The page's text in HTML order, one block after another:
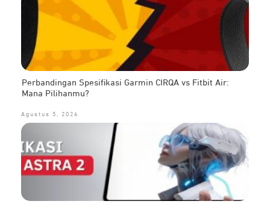
Perbandingan Spesifikasi Garmin CIRQA vs Fitbit Air:
Mana Pilihanmu?
Agustus 5, 2026